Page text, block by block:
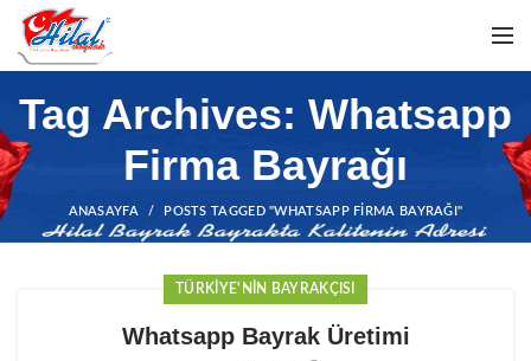
Tag Archives: Whatsapp
Firma Bayrağı
ANASAYFA POSTS TAGGED "WHATSAPP FIRMA BAYRAĞI"
TÜRKIYE'NIN BAYRAKÇISI
Whatsapp Bayrak Üretimi